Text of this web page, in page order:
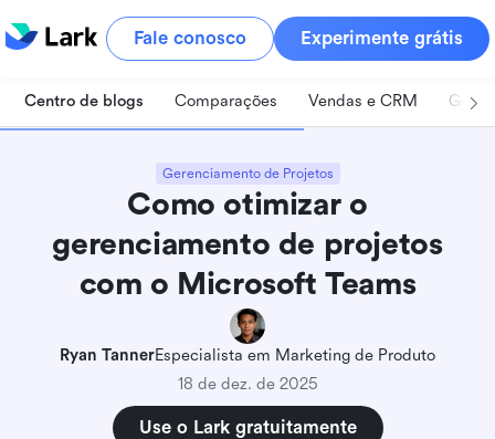
Fale conosco Experimente grátis
Centro de blogs Comparações Vendas e CRM
Gerenciamento de Projetos
Como otimizar o
gerenciamento de projetos
com o Microsoft Teams
Ryan TannerEspecialista em Marketing de Produto
18 de dez. de 2025
Use o Lark gratuitamente